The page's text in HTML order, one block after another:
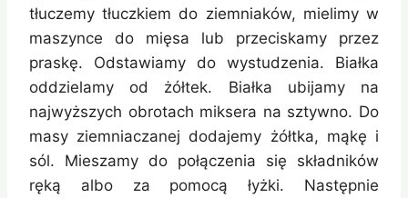
tłuczemy tłuczkiem do ziemniaków, mielimy w
maszynce do mięsa lub przeciskamy przez
praskę. Odstawiamy do wystudzenia. Białka
oddzielamy od żółtek. Białka ubijamy na
najwyższych obrotach miksera na sztywno. Do
masy ziemniaczanej dodajemy żółtka, mąkę i
sól. Mieszamy do połączenia się składników
ręką albo za pomocą łyżki. Następnie